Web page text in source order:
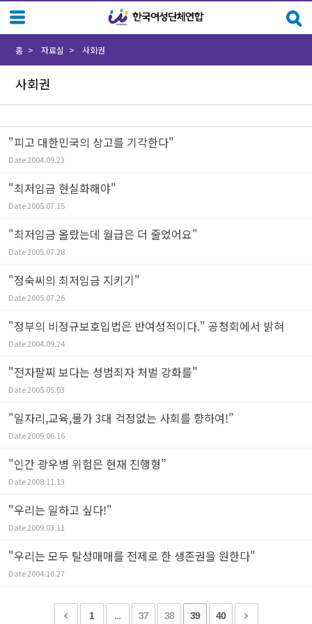
사회권
홈 자료실 사회권
"피고 대한민국의 상고를 기각한다"
Date2004.09.23
"최저임금 현실화해야"
Date2005.07.15
"최저임금 올랐는데 월급은 더 줄었어요"
Date2005.07.28
"정숙씨의 최저임금 지키기"
Date2005.07.26
"정부의 비정규보호입법은 반여성적이다." 공청회에서 밝혀
Date2004.09.24
"전자팔찌 보다는 성범죄자 처벌 강화를"
Date2005.05.03
"일자리,교육,물가 3대 걱정없는 사회를 향하여!”
Date2009.06.16
"인간 광우병 위험은 현재 진행형”
Date2008.11.13
"우리는 일하고 싶다!"
Date2009.03.11
"우리는 모두 탈성매매를 전제로 한 생존권을 원한다"
Date2004.10.27
1 ... 37 38 39 40